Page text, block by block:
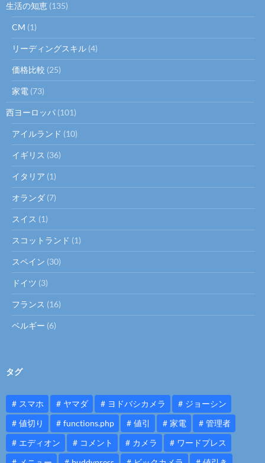
生活の知恵 (135)
CM (1)
リーディングスキル (4)
価格比較 (25)
家電 (73)
西ヨーロッパ (101)
アイルランド (10)
イギリス (36)
イタリア (1)
オランダ (7)
スイス (1)
スコットランド (1)
スペイン (30)
ドイツ (3)
フランス (16)
ベルギー (6)
タグ
スマホ ヤマダ ヨドバシカメラ
ジョーシン
値切り
functions.php 値引 家電
管理者
エディオン
コメント カメラ
ワードプレス